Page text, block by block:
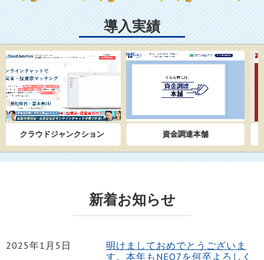
導入実績
クラウドジャンクション 資金調達本舗
新着お知らせ
2025年1月5日
明けましておめでとうございま
す。本年もNEO7を何卒よろしく